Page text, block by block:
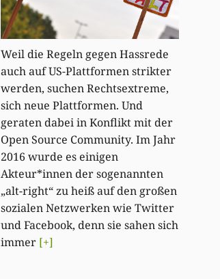
Weil die Regeln gegen Hassrede
auch auf US-Plattformen strikter
werden, suchen Rechtsextreme,
sich neue Plattformen. Und
geraten dabei in Konflikt mit der
Open Source Community. Im Jahr
2016 wurde es einigen
Akteur*innen der sogenannten
„alt-right“ zu heiß auf den großen
sozialen Netzwerken wie Twitter
und Facebook, denn sie sahen sich
immer [+]